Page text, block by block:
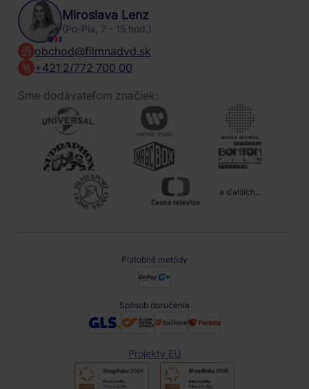
Miroslava Lenz
(Po-Pia, 7 - 15 hod.)
obchod@filmnadvd.sk
+421 2/772 700 00
Sme dodávateľom značiek:
a ďalších...
Platobné metódy
Spôsob doručenia
Projekty EÚ